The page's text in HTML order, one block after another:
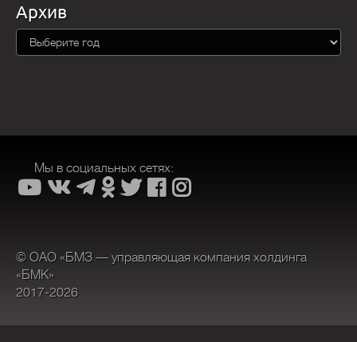
Архив
Мы в социальных сетях:
© ОАО «БМЗ — управляющая компания холдинга
«БМК»
2017-2026